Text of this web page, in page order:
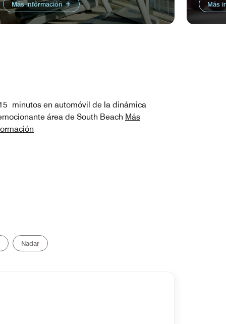
Más información Más
minutos en automóvil de la dinámica
área de South Beach Más
Nadar